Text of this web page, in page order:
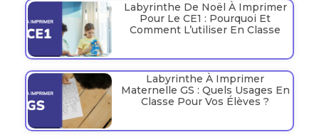
Labyrinthe De Noël À Imprimer
Pour Le CE1 : Pourquoi Et
Comment L’utiliser En Classe
Labyrinthe À Imprimer
Maternelle GS : Quels Usages En
Classe Pour Vos Élèves ?